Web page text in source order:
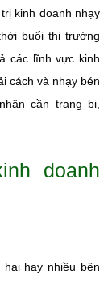
kinh doanh nhạy
buổi thị trường
các lĩnh vực kinh
cách và nhạy bén
cần trang bị,
doanh
hay nhiều bên